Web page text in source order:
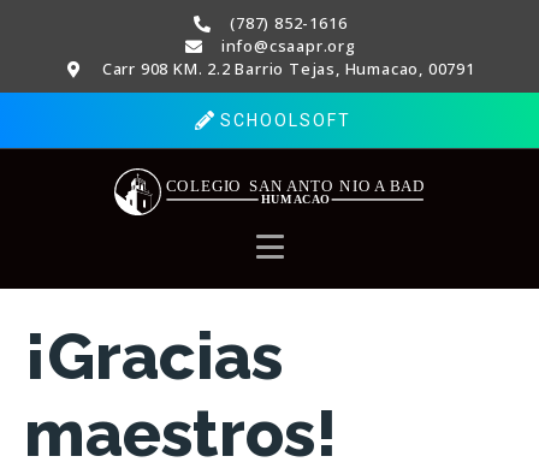
(787) 852-1616
info@csaapr.org
Carr 908 KM. 2.2 Barrio Tejas, Humacao, 00791
SCHOOLSOFT
¡Gracias
maestros!